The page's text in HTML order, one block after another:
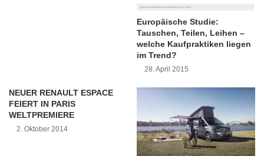
von 1,521 Milliarden Euro in 2013 und hatte
über 4000 Mitarbeiter. In Deutschland agiert
Nokian Tyres mit der eigenen
Nürnberg.
e
n
t
o
Europäische Studie:
Tauschen, Teilen, Leihen –
welche Kaufpraktiken liegen
im Trend?
28. April 2015
NEUER RENAULT ESPACE
FEIERT IN PARIS
WELTPREMIERE
2. Oktober 2014